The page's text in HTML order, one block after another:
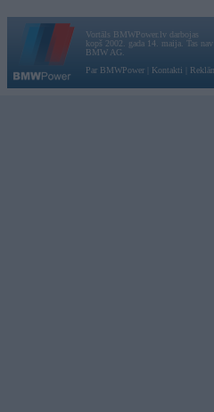
Vortāls BMWPower.lv darbojas
kopš 2002. gada 14. maija. Tas
BMW AG.
Par BMWPower
Kontakti